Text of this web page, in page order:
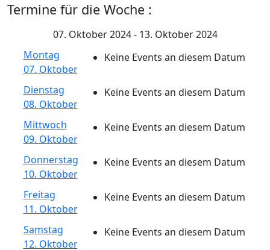
Termine für die Woche :
07. Oktober 2024 - 13. Oktober 2024
Montag
07. Oktober
Keine Events an diesem Datum
Dienstag
08. Oktober
Keine Events an diesem Datum
Mittwoch
09. Oktober
Keine Events an diesem Datum
Donnerstag
10. Oktober
Keine Events an diesem Datum
Freitag
11. Oktober
Keine Events an diesem Datum
Samstag
12. Oktober
Keine Events an diesem Datum